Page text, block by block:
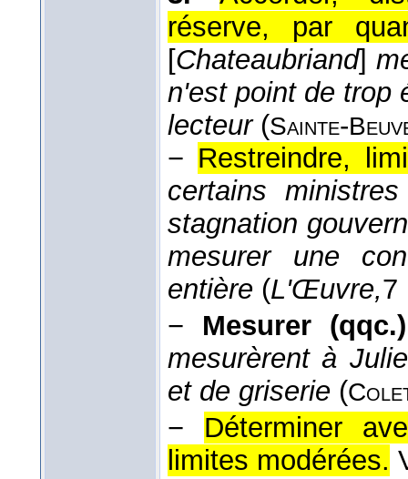
réserve, par
[Chateaubriand]
n'est point de trop
lecteur(Sainte-
− Restreindre,
certains
stagnation
mesurer une
entière (L'Œuvre,7
− Mesurer
mesurèrent à
et de griserie (
− Déterminer
limites modérées.